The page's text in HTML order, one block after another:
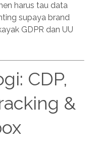
harus tau data
supaya brand
GDPR dan UU
CDP,
&